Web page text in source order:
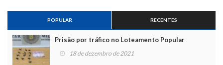
POPULAR RECENTES
Prisão por tráfico no Loteamento Popular
18 de dezembro de 2021